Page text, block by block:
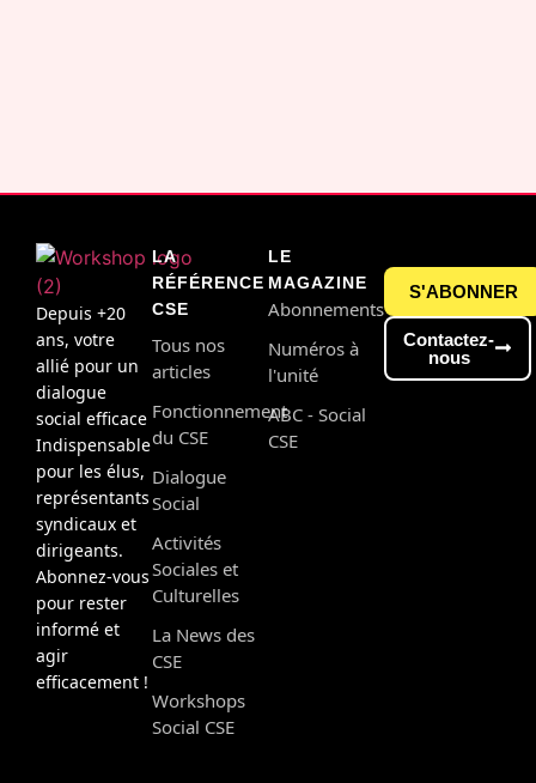
Depuis +20
ans, votre
allié pour un
dialogue
social efficace
Indispensable
pour les élus,
représentants
syndicaux et
dirigeants.
Abonnez-vous
pour rester
informé et
agir
efficacement !
LA
RÉFÉRENCE
CSE
Tous nos
articles
Fonctionnement
du CSE
Dialogue
Social
Activités
Sociales et
Culturelles
La News des
CSE
Workshops
Social CSE
LE
MAGAZINE
Abonnements
Numéros à
l'unité
ABC - Social
CSE
S'ABONNER
Contactez-
nous